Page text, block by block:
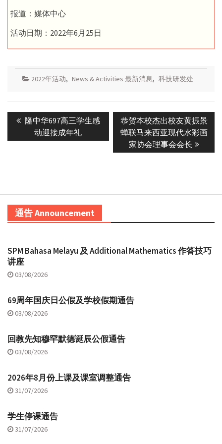
报道：媒体中心
活动日期：2022年6月25日
2022年活动, News & Activities 最新消息, 科技研发处
navigation
Previous
post:
隆中华697高三学生感
动迎接成年礼
Next
post:
恭贺本校杰出校友黄振景
蝉联马来西亚现代水彩画
家协会理事会会长
通告 Announcement
SPM Bahasa Melayu 及 Additional Mathematics 作答技巧
讲座
03/08/2026
69周年国庆日公假及学校假期通告
03/08/2026
回教先知穆罕默德诞辰公假通告
03/08/2026
2026年8月份上课及课室调整通告
31/07/2026
学生停课通告
31/07/2026